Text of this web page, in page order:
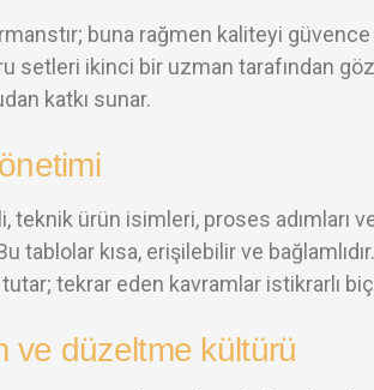
buna rağmen kaliteyi
setleri ikinci bir uzman tarafından
katkı sunar.
teknik ürün isimleri, proses
tablolar kısa, erişilebilir ve
tekrar eden kavramlar istikrarlı
ve düzeltme kültürü